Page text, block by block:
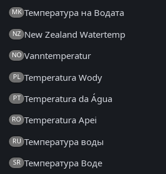
MK Температура на Водата
NZ New Zealand Watertemp
NO Vanntemperatur
PL Temperatura Wody
PT Temperatura da Água
RO Temperatura Apei
RU Температура воды
SR Температура Воде